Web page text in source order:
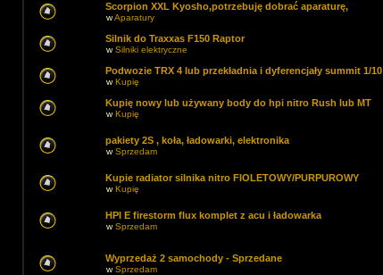
Scorpion XXL Kyosho,potrzebuję dobrać aparaturę,
wAparatury
Silnik do Traxxas F150 Raptor
wSilniki elektryczne
Podwozie TRX 4 lub przekładnia i dyferencjały summit 1/10
wKupię
Kupię nowy lub używany body do hpi nitro Rush lub MT
wKupię
pakiety 2S , koła, ładowarki, elektronika
wSprzedam
Kupie radiator silnika nitro FIOLETOWY/PURPUROWY
wKupię
HPI E firestorm flux komplet z acu i ładowarka
wSprzedam
Wyprzedaż 2 samochody - Sprzedane
wSprzedam